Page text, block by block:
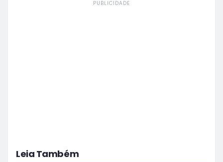
PUBLICIDADE
Leia Também